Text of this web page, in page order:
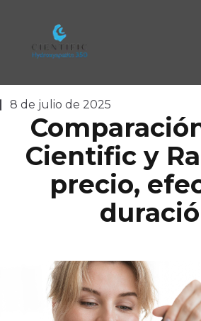
Cientific Hidroxiapatite 350
8 de julio de 2025
Cientific y
precio,